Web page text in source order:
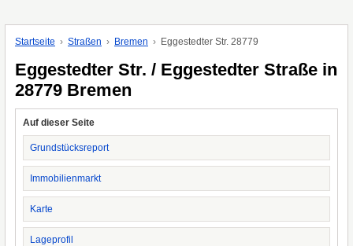
Startseite Straßen Bremen Eggestedter Str. 28779
Eggestedter Str. / Eggestedter Straße in
28779 Bremen
Auf dieser Seite
Grundstücksreport
Immobilienmarkt
Karte
Lageprofil